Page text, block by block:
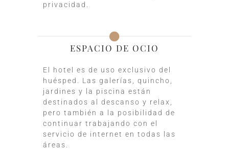
privacidad.
ESPACIO DE OCIO
El hotel es de uso exclusivo del
huésped. Las galerías, quincho,
jardines y la piscina están
destinados al descanso y relax,
pero también a la posibilidad de
continuar trabajando con el
servicio de internet en todas las
áreas.